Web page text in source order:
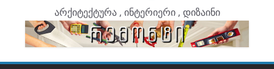
არქიტექტურა , ინტერიერი , დიზაინი